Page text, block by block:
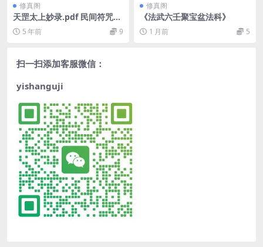
修真阁
天罡太上妙录.pdf 民间符咒法
本百度网盘下载
5 年前 9
修真阁
《法武六壬聚宝盆法科》
1 月前 5
扫一扫添加客服微信：
yishanguji